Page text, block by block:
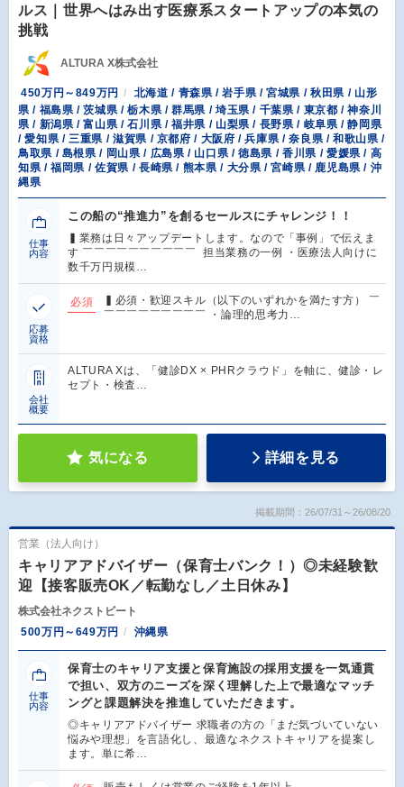
ルス｜世界へはみ出す医療系スタートアップの本気の
挑戦
ALTURA X株式会社
450万円～849万円
北海道 / 青森県 / 岩手県 / 宮城県 / 秋田県 / 山形
県 / 福島県 / 茨城県 / 栃木県 / 群馬県 / 埼玉県 / 千葉県 / 東京都 / 神奈川
県 / 新潟県 / 富山県 / 石川県 / 福井県 / 山梨県 / 長野県 / 岐阜県 / 静岡県
/ 愛知県 / 三重県 / 滋賀県 / 京都府 / 大阪府 / 兵庫県 / 奈良県 / 和歌山県 /
鳥取県 / 島根県 / 岡山県 / 広島県 / 山口県 / 徳島県 / 香川県 / 愛媛県 / 高
知県 / 福岡県 / 佐賀県 / 長崎県 / 熊本県 / 大分県 / 宮崎県 / 鹿児島県 / 沖
縄県
仕事
内容
この船の“推進力”を創るセールスにチャレンジ！！
▍業務は日々アップデートします。なので「事例」で伝えま
す ￣￣￣￣￣￣￣￣￣￣ 担当業務の一例 ・医療法人向けに
数千万円規模…
応募
資格
必須
▍必須・歓迎スキル（以下のいずれかを満たす方） ￣
￣￣￣￣￣￣￣￣￣ ・論理的思考力…
会社
概要
ALTURA Xは、「健診DX × PHRクラウド」を軸に、健診・レ
セプト・検査…
気になる 詳細を見る
掲載期間：26/07/31～26/08/20
営業（法人向け）
キャリアアドバイザー（保育士バンク！）◎未経験歓
迎【接客販売OK／転勤なし／土日休み】
株式会社ネクストビート
500万円～649万円
沖縄県
仕事
内容
保育士のキャリア支援と保育施設の採用支援を一気通貫
で担い、双方のニーズを深く理解した上で最適なマッチ
ングと課題解決を推進していただきます。
◎キャリアアドバイザー 求職者の方の「まだ気づいていない
悩みや理想」を言語化し、最適なネクストキャリアを提案し
ます。単に希…